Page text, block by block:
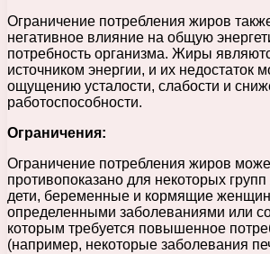
Ограничение потребления жиров
негативное влияние на общую
потребность организма. Жиры
источником энергии, и их недостаток
ощущению усталости, слабости и
работоспособности.
Ограничения:
Ограничение потребления жиров
противопоказано для некоторых
дети, беременные и кормящие
определенными заболеваниями или
которым требуется повышенное
(например, некоторые заболевания